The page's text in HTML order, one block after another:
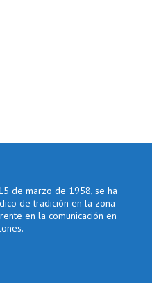
de marzo de 1958, se ha
de tradición en la zona
en la comunicación en